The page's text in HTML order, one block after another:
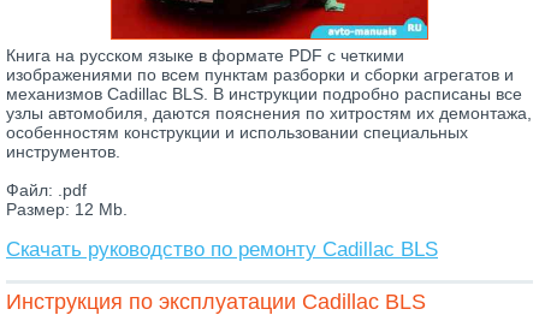
Книга на русском языке в формате PDF с четкими
изображениями по всем пунктам разборки и сборки агрегатов и
механизмов Cadillac BLS. В инструкции подробно расписаны все
узлы автомобиля, даются пояснения по хитростям их демонтажа,
особенностям конструкции и использовании специальных
инструментов.
Файл: .pdf
Размер: 12 Mb.
Скачать руководство по ремонту Cadillac BLS
Инструкция по эксплуатации Cadillac BLS